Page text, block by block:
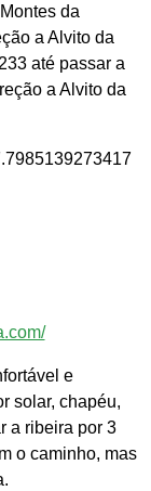
da
a Alvito da
até passar a
a Alvito da
e
solar, chapéu,
a ribeira por 3
o caminho, mas